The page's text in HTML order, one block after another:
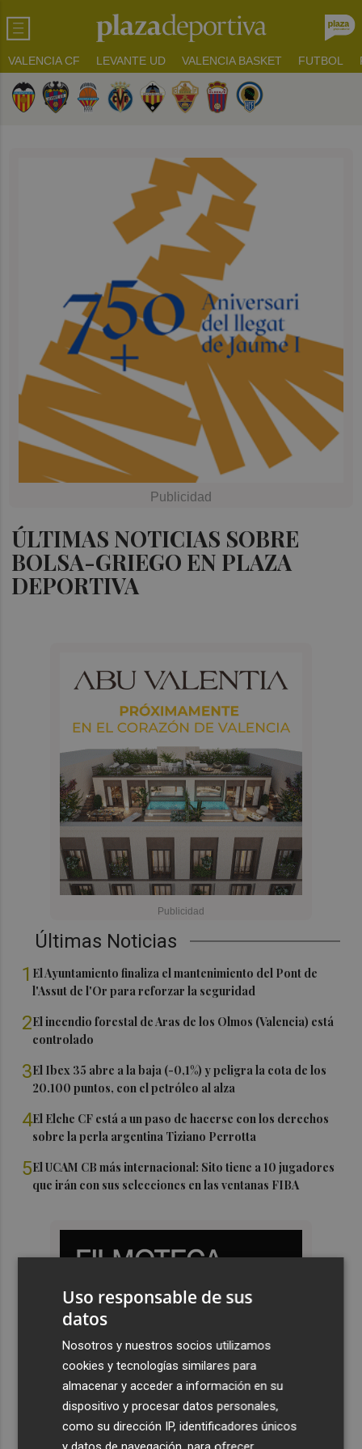
VALENCIA CF LEVANTE UD VALENCIA BASKET FUTBOL
ÚLTIMAS NOTICIAS SOBRE
BOLSA-GRIEGO EN PLAZA
DEPORTIVA
Últimas Noticias
1 El Ayuntamiento finaliza el mantenimiento del Pont de
l'Assut de l'Or para reforzar la seguridad
2El incendio forestal de Aras de los Olmos (Valencia) está
controlado
3El Ibex 35 abre a la baja (-0,1%) y peligra la cota de los
20.100 puntos, con el petróleo al alza
4El Elche CF está a un paso de hacerse con los derechos
sobre la perla argentina Tiziano Perrotta
5El UCAM CB más internacional: Sito tiene a 10 jugadores
que irán con sus selecciones en las ventanas FIBA
Uso responsable de sus
datos
Nosotros y nuestros socios utilizamos
cookies y tecnologías similares para
almacenar y acceder a información en su
dispositivo y procesar datos personales,
como su dirección IP, identificadores únicos